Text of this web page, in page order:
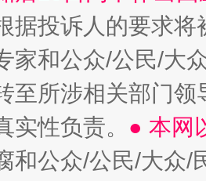
据投诉人的要求将
家和公众/公民/大
至所涉相关部门
实性负责。 ● 本网
和公众/公民/大众